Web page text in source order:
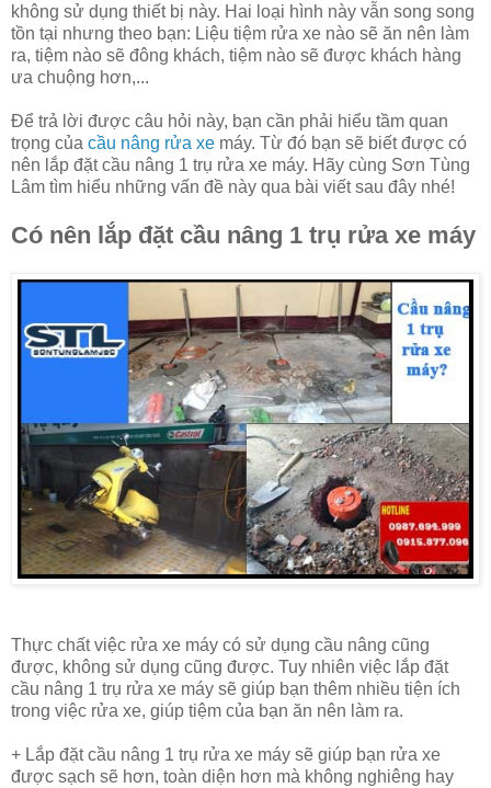
không sử dụng thiết bị này. Hai loại hình này vẫn song song
tồn tại nhưng theo bạn: Liệu tiệm rửa xe nào sẽ ăn nên làm
ra, tiệm nào sẽ đông khách, tiệm nào sẽ được khách hàng
ưa chuộng hơn,...
Để trả lời được câu hỏi này, bạn cần phải hiểu tầm quan
trọng của cầu nâng rửa xe máy. Từ đó bạn sẽ biết được có
nên lắp đặt cầu nâng 1 trụ rửa xe máy. Hãy cùng Sơn Tùng
Lâm tìm hiểu những vấn đề này qua bài viết sau đây nhé!
Có nên lắp đặt cầu nâng 1 trụ rửa xe máy
Thực chất việc rửa xe máy có sử dụng cầu nâng cũng
được, không sử dụng cũng được. Tuy nhiên việc lắp đặt
cầu nâng 1 trụ rửa xe máy sẽ giúp bạn thêm nhiều tiện ích
trong việc rửa xe, giúp tiệm của bạn ăn nên làm ra.
+ Lắp đặt cầu nâng 1 trụ rửa xe máy sẽ giúp bạn rửa xe
được sạch sẽ hơn, toàn diện hơn mà không nghiêng hay